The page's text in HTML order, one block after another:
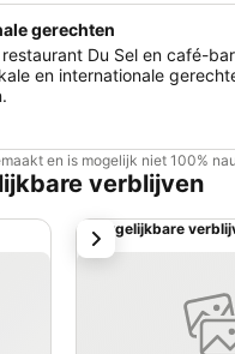
gerechten
Du Sel en café-
en internationale
en is mogelijk niet 100%
verblijven
Vergelijkbare
volgende